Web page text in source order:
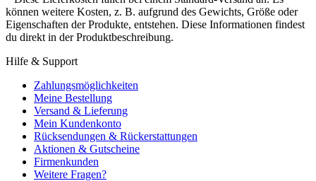
können weitere Kosten, z. B. aufgrund des Gewichts, Größe oder
Eigenschaften der Produkte, entstehen. Diese Informationen findest
du direkt in der Produktbeschreibung.
Hilfe & Support
Zahlungsmöglichkeiten
Meine Bestellung
Versand & Lieferung
Mein Kundenkonto
Rücksendungen & Rückerstattungen
Aktionen & Gutscheine
Firmenkunden
Weitere Fragen?